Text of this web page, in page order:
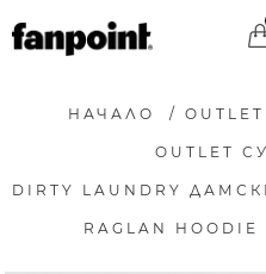
НАЧАЛО / OUTLET
OUTLET
DIRTY LAUNDRY
RAGLAN